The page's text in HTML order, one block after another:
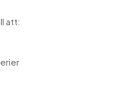
att: